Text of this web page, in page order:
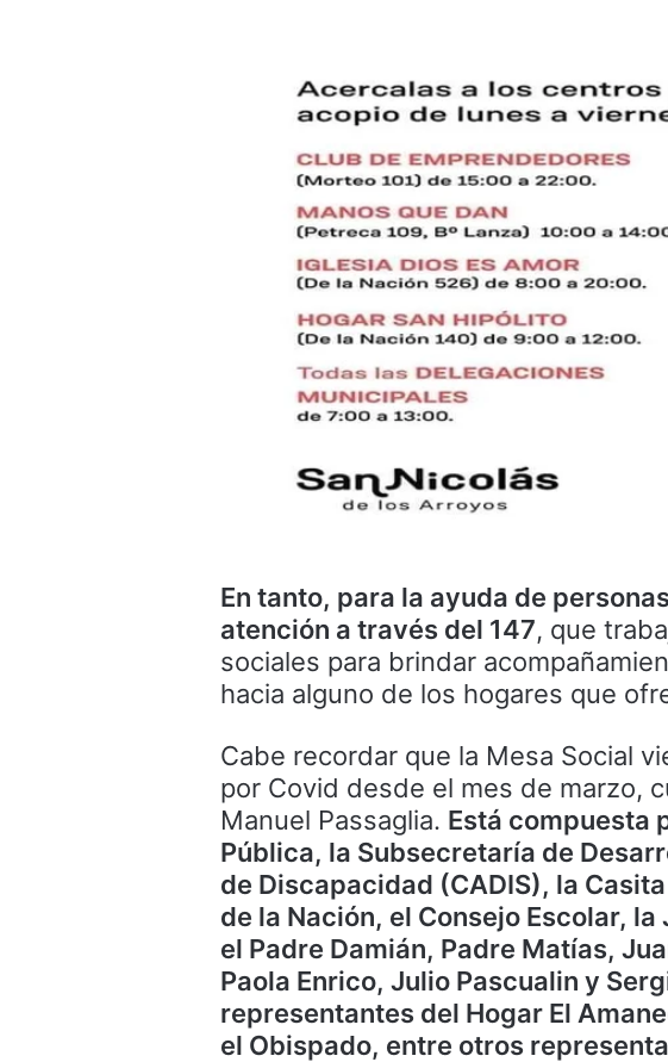
En tanto, para la ayuda de
atención a través del 147, que
sociales para brindar
hacia alguno de los hogares que
Cabe recordar que la Mesa Social
por Covid desde el mes de marzo,
Manuel Passaglia. Está compuesta
Pública, la Subsecretaría de
de Discapacidad (CADIS), la
de la Nación, el Consejo Escolar,
el Padre Damián, Padre Matías,
Paola Enrico, Julio Pascualin y
representantes del Hogar El
el Obispado, entre otros